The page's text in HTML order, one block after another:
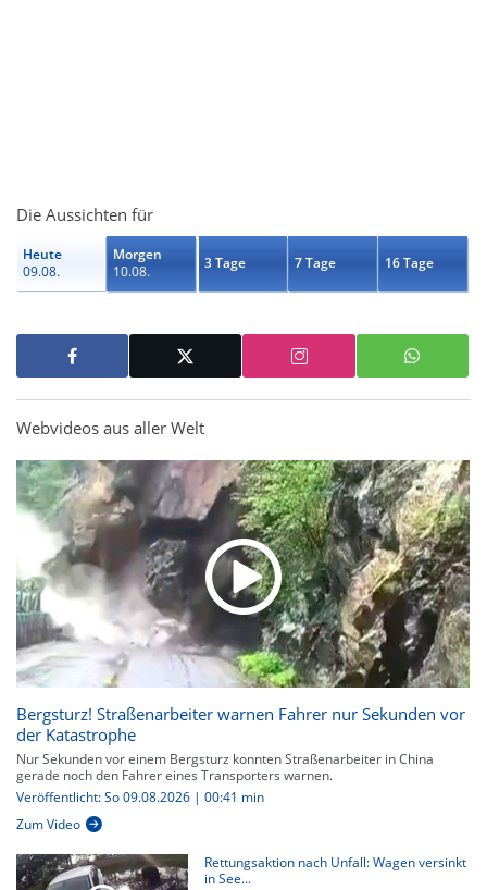
Die Aussichten für
Heute
09.08.
Morgen
10.08.
3 Tage 7 Tage 16 Tage
Webvideos aus aller Welt
Bergsturz! Straßenarbeiter warnen Fahrer nur Sekunden vor
der Katastrophe
Nur Sekunden vor einem Bergsturz konnten Straßenarbeiter in China
gerade noch den Fahrer eines Transporters warnen.
Veröffentlicht: So 09.08.2026 | 00:41 min
Zum Video
Rettungsaktion nach Unfall: Wagen versinkt
in See...